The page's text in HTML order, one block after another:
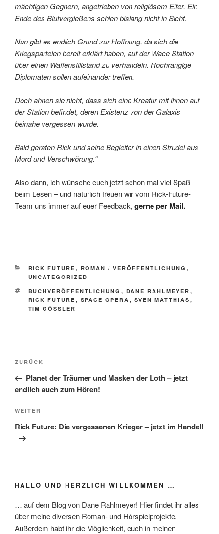
mächtigen Gegnern, angetrieben von religiösem Eifer. Ein
Ende des Blutvergießens schien bislang nicht in Sicht.
Nun gibt es endlich Grund zur Hoffnung, da sich die
Kriegsparteien bereit erklärt haben, auf der Wace Station
über einen Waffenstillstand zu verhandeln. Hochrangige
Diplomaten sollen aufeinander treffen.
Doch ahnen sie nicht, dass sich eine Kreatur mit ihnen auf
der Station befindet, deren Existenz von der Galaxis
beinahe vergessen wurde.
Bald geraten Rick und seine Begleiter in einen Strudel aus
Mord und Verschwörung.“
Also dann, ich wünsche euch jetzt schon mal viel Spaß
beim Lesen – und natürlich freuen wir vom Rick-Future-
Team uns immer auf euer Feedback, gerne per Mail.
KATEGORIEN
RICK FUTURE , ROMAN / VERÖFFENTLICHUNG ,
UNCATEGORIZED
SCHLAGWÖRTER
BUCHVERÖFFENTLICHUNG , DANE RAHLMEYER ,
RICK FUTURE , SPACE OPERA , SVEN MATTHIAS ,
TIM GÖSSLER
Beitragsnavigation
Vorheriger
Beitrag
ZURÜCK
Planet der Träumer und Masken der Loth – jetzt
endlich auch zum Hören!
Nächster
Beitrag
WEITER
Rick Future: Die vergessenen Krieger – jetzt im Handel!
HALLO UND HERZLICH WILLKOMMEN …
… auf dem Blog von Dane Rahlmeyer! Hier findet ihr alles
über meine diversen Roman- und Hörspielprojekte.
Außerdem habt ihr die Möglichkeit, euch in meinen